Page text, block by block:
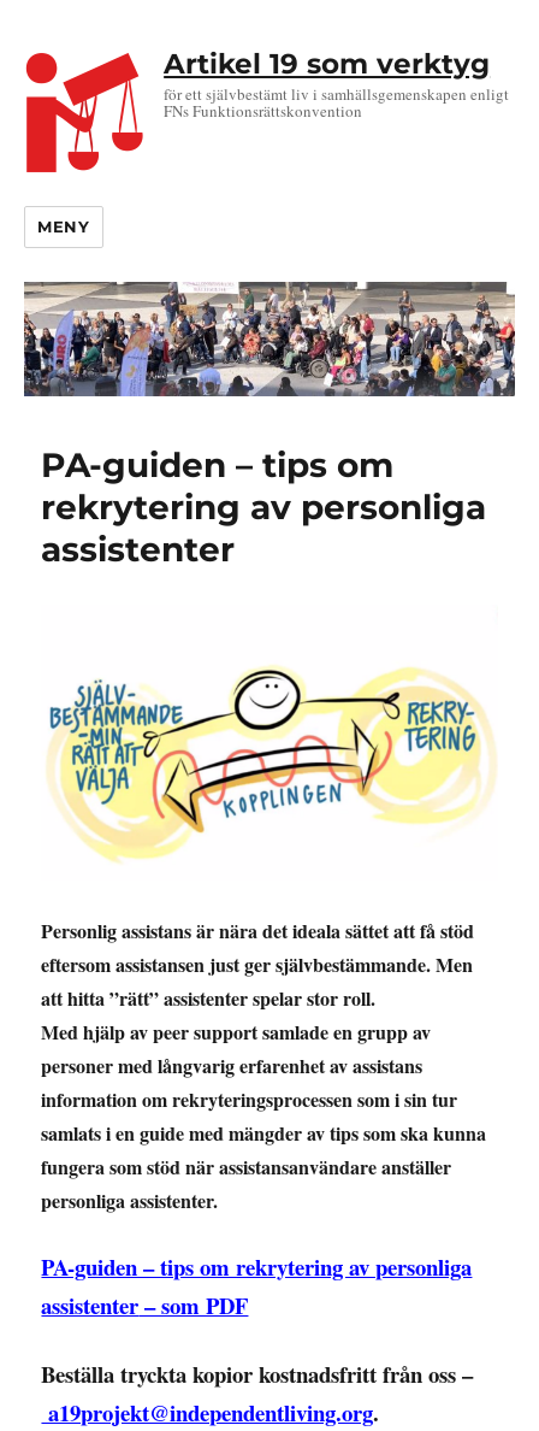
Artikel 19 som verktyg
för ett självbestämt liv i samhällsgemenskapen enligt
FNs Funktionsrättskonvention
MENY
PA-guiden – tips om
rekrytering av personliga
assistenter
Personlig assistans är nära det ideala sättet att få stöd
eftersom assistansen just ger självbestämmande. Men
att hitta ”rätt” assistenter spelar stor roll.
Med hjälp av peer support samlade en grupp av
personer med långvarig erfarenhet av assistans
information om rekryteringsprocessen som i sin tur
samlats i en guide med mängder av tips som ska kunna
fungera som stöd när assistansanvändare anställer
personliga assistenter.
PA-guiden – tips om rekrytering av personliga
assistenter– som PDF
Beställa tryckta kopior kostnadsfritt från oss –
a19projekt@independentliving.org.